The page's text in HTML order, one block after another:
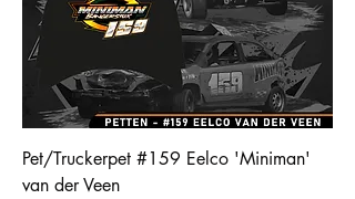
Pet/Truckerpet #159 Eelco 'Miniman'
van der Veen